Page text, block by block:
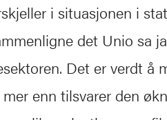
i situasjonen i
det Unio sa
Det er verdt å
enn tilsvarer den